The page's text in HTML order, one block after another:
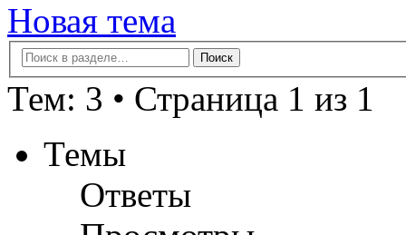
Новая тема
Тем: 3 • Страница 1 из 1
Темы
Ответы